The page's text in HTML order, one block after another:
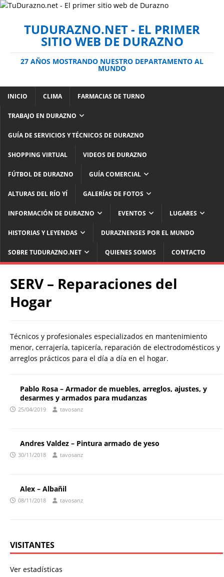
TUDURAZNO.NET - EL PRIMER
SITIO WEB DE DURAZNO
27 AÑOS MOSTRANDO NUESTRO DEPARTAMENTO AL
MUNDO
INICIO CLIMA FARMACIAS DE TURNO
TRABAJO EN DURAZNO
GUÍA DE SERVICIOS Y TÉCNICOS DE DURAZNO
SHOPPING VIRTUAL VIDEOS DE DURAZNO
FÚTBOL DE DURAZNO GUÍA COMERCIAL
ALTURAS DEL RÍO YÍ GALERÍAS DE FOTOS
INFORMACIÓN DE DURAZNO EVENTOS LUGARES
HISTORIAS Y LEYENDAS DURAZNENSES POR EL MUNDO
SOBRE TUDURAZNO.NET QUIENES SOMOS CONTACTO
SERV – Reparaciones del
Hogar
Técnicos y profesionales especializados en mantenimiento
menor, cerrajería, tapicería, reparación de electrodomésticos y
arreglos prácticos para el día a día en el hogar.
Pablo Rosa – Armador de muebles, arreglos, ajustes, y
desarmes y armados para mudanzas
25/04/2019 tavosanz
Andres Valdez – Pintura armado de yeso
30/11/2018 tavosanz
Alex – Albañil
08/11/2018 tavosanz
VISITANTES
Ver estadísticas